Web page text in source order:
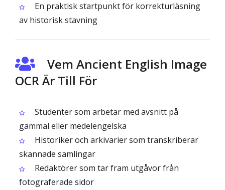
En praktisk startpunkt för korrekturläsning
av historisk stavning
Vem Ancient English Image
OCR Är Till För
Studenter som arbetar med avsnitt på
gammal eller medelengelska
Historiker och arkivarier som transkriberar
skannade samlingar
Redaktörer som tar fram utgåvor från
fotograferade sidor